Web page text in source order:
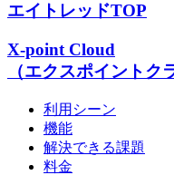
エイトレッドTOP
X-point Cloud
（エクスポイントク
利用シーン
機能
解決できる課題
料金